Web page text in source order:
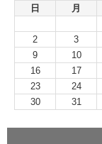
日
月
2
3
9
10
16
17
23
24
30
31